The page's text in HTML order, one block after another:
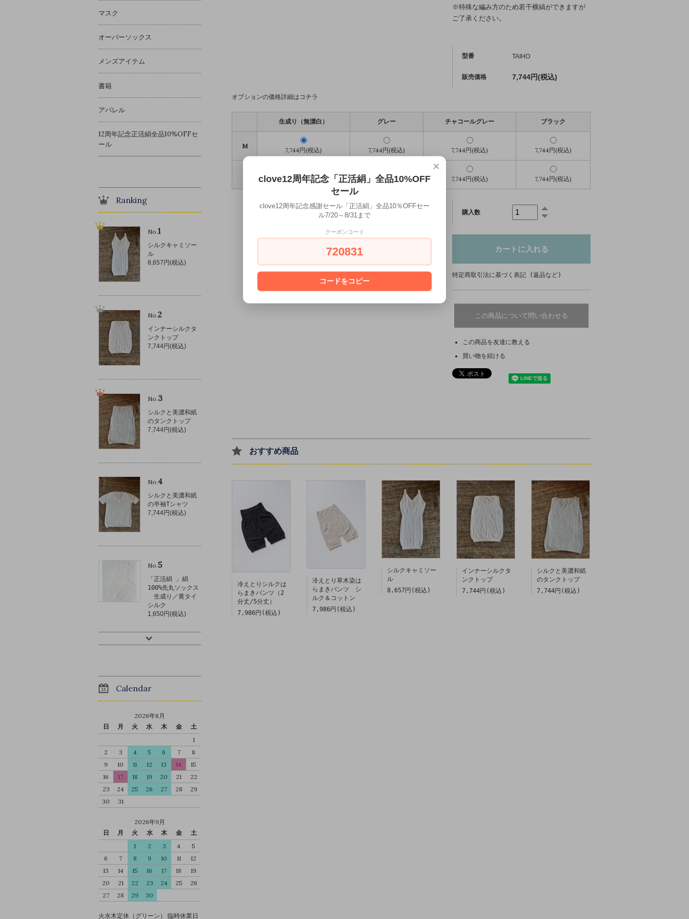
※特殊な編み方のため若干横縞ができますが
ご了承ください。
型番 TAIHO
販売価格 7,744円(税込)
オプションの価格詳細はコチラ
生成り（無漂白） グレー チャコールグレー ブラック
M
7,744円(税込) 7,744円(税込) 7,744円(税込) 7,744円(税込)
7,744円(税込) 7,744円(税込) 7,744円(税込) 7,744円(税込)
購入数
特定商取引法に基づく表記 (返品など)
この商品について問い合わせる
この商品を友達に教える
買い物を続ける
おすすめ商品
冷えとりシルクは
らまきパンツ（2
分丈/5分丈）
7,986円(税込)
冷えとり草木染は
らまきパンツ シ
ルク＆コットン
7,986円(税込)
シルクキャミソー
ル
8,657円(税込)
インナーシルクタ
ンクトップ
7,744円(税込)
シルクと美濃和紙
のタンクトップ
7,744円(税込)
マスク
オーバーソックス
メンズアイテム
書籍
アパレル
12周年記念正活絹全品10%OFFセ
ール
Ranking
No.1
シルクキャミソー
ル
8,657円(税込)
No.2
インナーシルクタ
ンクトップ
7,744円(税込)
No.3
シルクと美濃和紙
のタンクトップ
7,744円(税込)
No.4
シルクと美濃和紙
の半袖Tシャツ
7,744円(税込)
No.5
「正活絹 」絹
100%先丸ソックス
生成り／黄タイ
シルク
1,650円(税込)
Calendar
2026年8月
日
月 火 水 木 金
土
1
2
3 4 5 6 7
8
9
10 11 12 13 14
15
16
17 18 19 20 21
22
23
24 25 26 27 28
29
30
31
2026年9月
日
月 火 水 木 金
土
1
2 3 4
5
6
7 8 9 10 11
12
13
14 15 16 17 18
19
20
21 22 23 24 25
26
27
28 29 30
火水木定休（グリーン） 臨時休業日
×
clove12周年記念「正活絹」全品10%OFF
セール
clove12周年記念感謝セール「正活絹」全品10％OFFセー
ル7/20～8/31まで
クーポンコード
720831
コードをコピー